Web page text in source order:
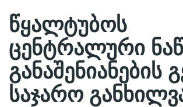
წყალტუბოს
ცენტრალური
განაშენიანების
საჯარო